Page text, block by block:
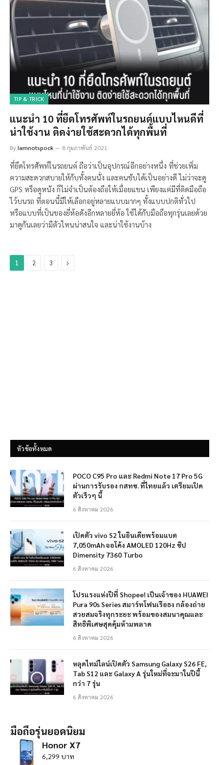
TIP & TRICK
แนะนำ 10 ที่ยึดโทรศัพท์ในรถยนต์แบบไหนดีที่
น่าใช้งาน ติดง่ายใช้สะดวกได้ทุกพื้นที่
ByIamnotspock 8 กุมภาพันธ์ 2021
ที่ยึดโทรศัพท์ในรถยนต์ ถือว่าเป็นอุปกรณ์อีกอย่างหนึ่ง ที่ช่วยเพิ่ม
ความสะดวกสบายให้กับทั้งคนนั่ง และคนขับได้เป็นอย่างดี ไม่ว่าจะดู
GPS หรือดูหนัง ก็ไม่จำเป็นต้องถือให้เมื่อยแขน เพียงแค่มีที่ติดมือถือ
ไว้บนรถ ที่ตอนนี้มีให้เลือกอยู่หลายแบบมากๆ ทั้งแบบปกติทั่วไป
หรือแบบที่เป็นของยี่ห้อดังอีกหลายยี่ห้อ ใช้ได้กับมือถือทุกรุ่นเลยด้วย
มาดูกันเลยว่ามีตัวไหนน่าสนใจ และน่าใช้งานบ้าง
1 2 3 Next
หัวข้อทั้งหมด
POCO C95 Pro และ Redmi Note 17 Pro 5G
ผ่านการรับรอง กสทช. ที่ไทยแล้ว เตรียมเปิด
ตัวเร็วๆ นี้
6 สิงหาคม 2026
เปิดตัว vivo S2 ในอินเดียพร้อมแบต
7,050mAh จอโค้ง AMOLED 120Hz ชิป
Dimensity 7360 Turbo
6 สิงหาคม 2026
โปรแรงแห่งปีที่ Shopee! เป็นเจ้าของ HUAWEI
Pura 90s Series สมาร์ทโฟนเรือธง กล้องถ่าย
สวยสมจริงทุกระยะ พร้อมของสมนาคุณและ
สิทธิพิเศษสุดคุ้มห้ามพลาด
6 สิงหาคม 2026
หลุดไทม์ไลน์เปิดตัว Samsung Galaxy S26 FE,
Tab S12 และ Galaxy A รุ่นใหม่ที่จะมาในปีนี้
กว่า 7 รุ่น
6 สิงหาคม 2026
มือถือรุ่นยอดนิยม
Honor X7
6,299 บาท